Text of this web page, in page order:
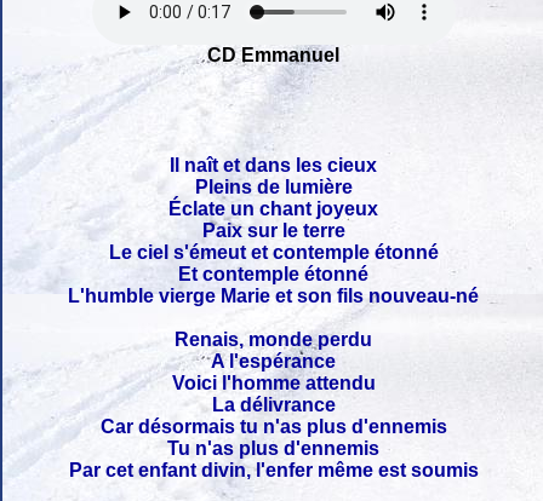
CD Emmanuel
Il naît et dans les cieux
Pleins de lumière
Éclate un chant joyeux
Paix sur le terre
Le ciel s'émeut et contemple étonné
Et contemple étonné
L'humble vierge Marie et son fils nouveau-né
Renais, monde perdu
A l'espérance
Voici l'homme attendu
La délivrance
Car désormais tu n'as plus d'ennemis
Tu n'as plus d'ennemis
Par cet enfant divin, l'enfer même est soumis